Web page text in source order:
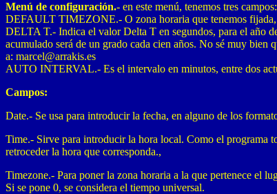
Menú de configuración.- en este menú, tenemos tres campos:
DEFAULT TIMEZONE.- O zona horaria que tenemos fijada,
DELTA T.- Indica el valor Delta T en segundos, para el año
acumulado será de un grado cada cien años. No sé muy
a: marcel@arrakis.es
AUTO INTERVAL.- Es el intervalo en minutos, entre dos
Campos:
Date.- Se usa para introducir la fecha, en alguno de los
Time.- Sirve para introducir la hora local. Como el programa
retroceder la hora que corresponda.,
Timezone.- Para poner la zona horaria a la que pertenece el
Si se pone 0, se considera el tiempo universal.